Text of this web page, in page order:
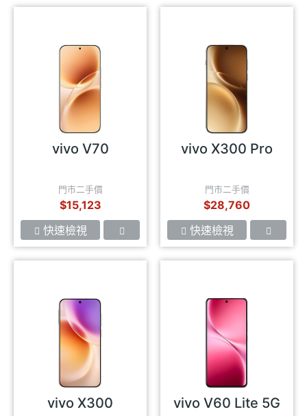
vivo V70
門市二手價
$15,123
快速檢視
vivo X300 Pro
門市二手價
$28,760
快速檢視
vivo X300 vivo V60 Lite 5G